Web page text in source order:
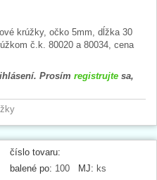
krúžky, očko 5mm, dĺžka 30
č.k. 80020 a 80034, cena
Prosím registrujte sa,
číslo tovaru:
balené po: 100 MJ: ks